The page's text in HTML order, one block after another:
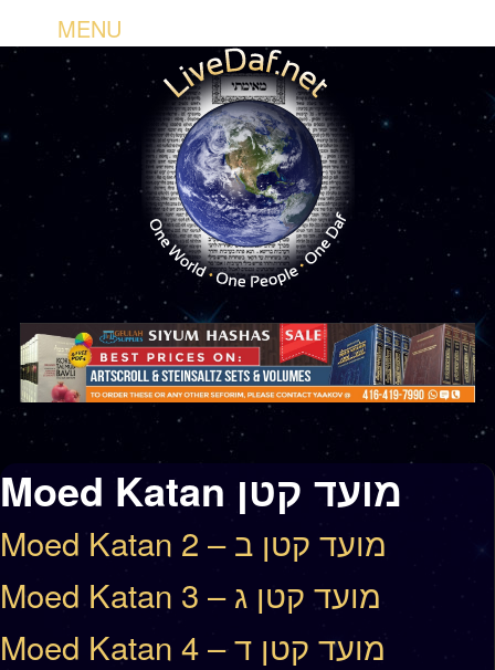
Moed Katan מועד קטן
Moed Katan 2 – מועד קטן ב
Moed Katan 3 – מועד קטן ג
Moed Katan 4 – מועד קטן ד
MENU